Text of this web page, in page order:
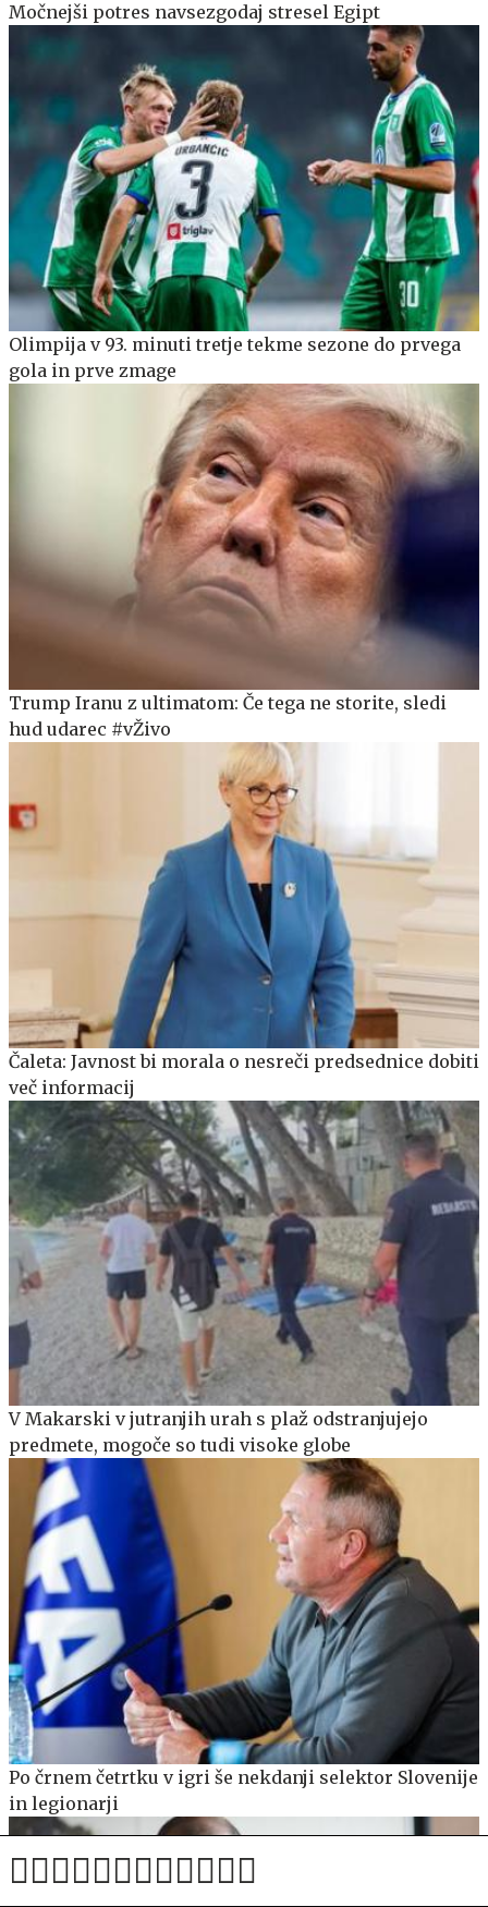
Močnejši potres navsezgodaj stresel Egipt
Olimpija v 93. minuti tretje tekme sezone do prvega
gola in prve zmage
Trump Iranu z ultimatom: Če tega ne storite, sledi
hud udarec #vŽivo
Čaleta: Javnost bi morala o nesreči predsednice dobiti
več informacij
V Makarski v jutranjih urah s plaž odstranjujejo
predmete, mogoče so tudi visoke globe
Po črnem četrtku v igri še nekdanji selektor Slovenije
in legionarji